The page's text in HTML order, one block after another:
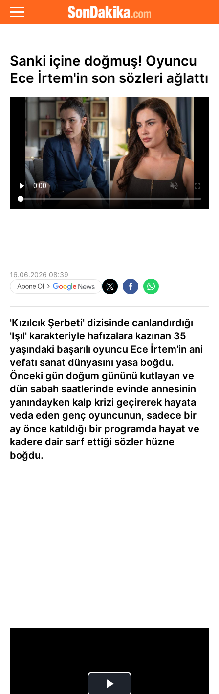
Sanki içine doğmuş! Oyuncu
Ece İrtem'in son sözleri ağlattı
16.06.2026 08:39
'Kızılcık Şerbeti' dizisinde canlandırdığı
'Işıl' karakteriyle hafızalara kazınan 35
yaşındaki başarılı oyuncu Ece İrtem'in ani
vefatı sanat dünyasını yasa boğdu.
Önceki gün doğum gününü kutlayan ve
dün sabah saatlerinde evinde annesinin
yanındayken kalp krizi geçirerek hayata
veda eden genç oyuncunun, sadece bir
ay önce katıldığı bir programda hayat ve
kadere dair sarf ettiği sözler hüzne
boğdu.